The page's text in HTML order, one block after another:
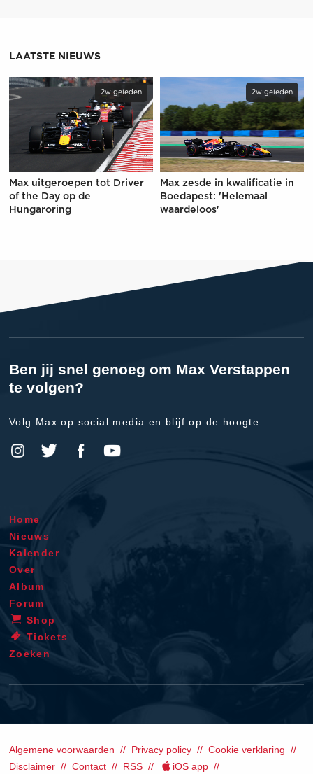
LAATSTE NIEUWS
2w geleden
Max uitgeroepen tot Driver
of the Day op de
Hungaroring
2w geleden
Max zesde in kwalificatie in
Boedapest: 'Helemaal
waardeloos'
Ben jij snel genoeg om Max Verstappen
te volgen?
Volg Max op social media en blijf op de hoogte.
Home
Nieuws
Kalender
Over
Album
Forum
Shop
Tickets
Zoeken
Algemene voorwaarden Privacy policy
Cookie verklaring
Disclaimer
Contact RSS iOS app